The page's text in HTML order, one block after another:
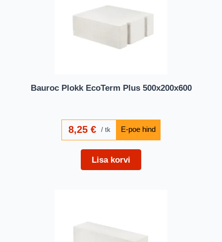
Bauroc Plokk EcoTerm Plus 500x200x600
8,25€ tk
Lisa korvi